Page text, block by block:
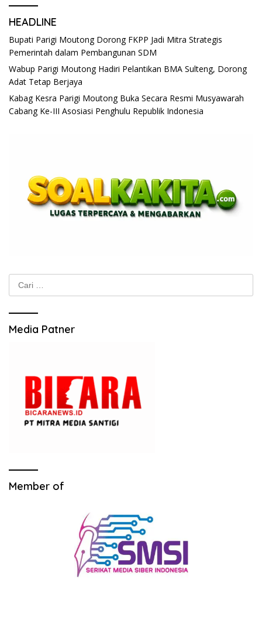
HEADLINE
Bupati Parigi Moutong Dorong FKPP Jadi Mitra Strategis
Pemerintah dalam Pembangunan SDM
Wabup Parigi Moutong Hadiri Pelantikan BMA Sulteng, Dorong
Adat Tetap Berjaya
Kabag Kesra Parigi Moutong Buka Secara Resmi Musyawarah
Cabang Ke-III Asosiasi Penghulu Republik Indonesia
Cari
untuk:
Media Patner
Member of